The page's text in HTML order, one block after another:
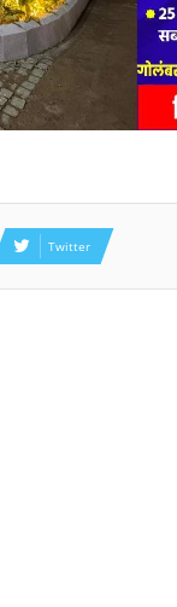
Twitter